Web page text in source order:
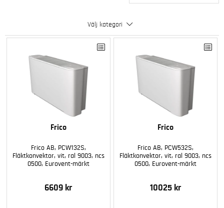
Välj kategori
Frico
Frico AB, PCW132S,
Fläktkonvektor, vit, ral 9003, ncs
0500, Eurovent-märkt
6609 kr
Frico
Frico AB, PCW532S,
Fläktkonvektor, vit, ral 9003, ncs
0500, Eurovent-märkt
10025 kr